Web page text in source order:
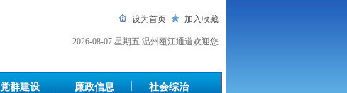
设为首页 加入收藏
2026-08-07 星期五 温州瓯江通道欢迎您
党群建设 廉政信息 社会综治